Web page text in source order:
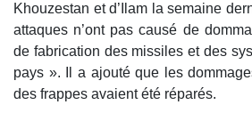
Khouzestan et d’Ilam la semaine
attaques n’ont pas causé de
de fabrication des missiles et des
pays ». Il a ajouté que les
des frappes avaient été réparés.